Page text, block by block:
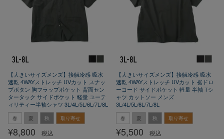
【大きいサイズメンズ】接触冷感 吸水
速乾 4WAYストレッチ UVカット スナッ
プボタン 胸フラップポケット 背面セン
タータック サイドポケット 軽量 ユーテ
ィリティー半袖シャツ 3L/4L/5L/6L/7L/8L
春 夏 秋 取り寄せ
¥8,800 税込
【大きいサイズメンズ】接触冷感 吸水
速乾 4WAYストレッチ UVカット 裾ドロ
ーコード サイドポケット 軽量 半袖 Tシ
ャツ カットソー メンズ
3L/4L/5L/6L/7L/8L
春 夏 秋 取り寄せ
¥5,500 税込